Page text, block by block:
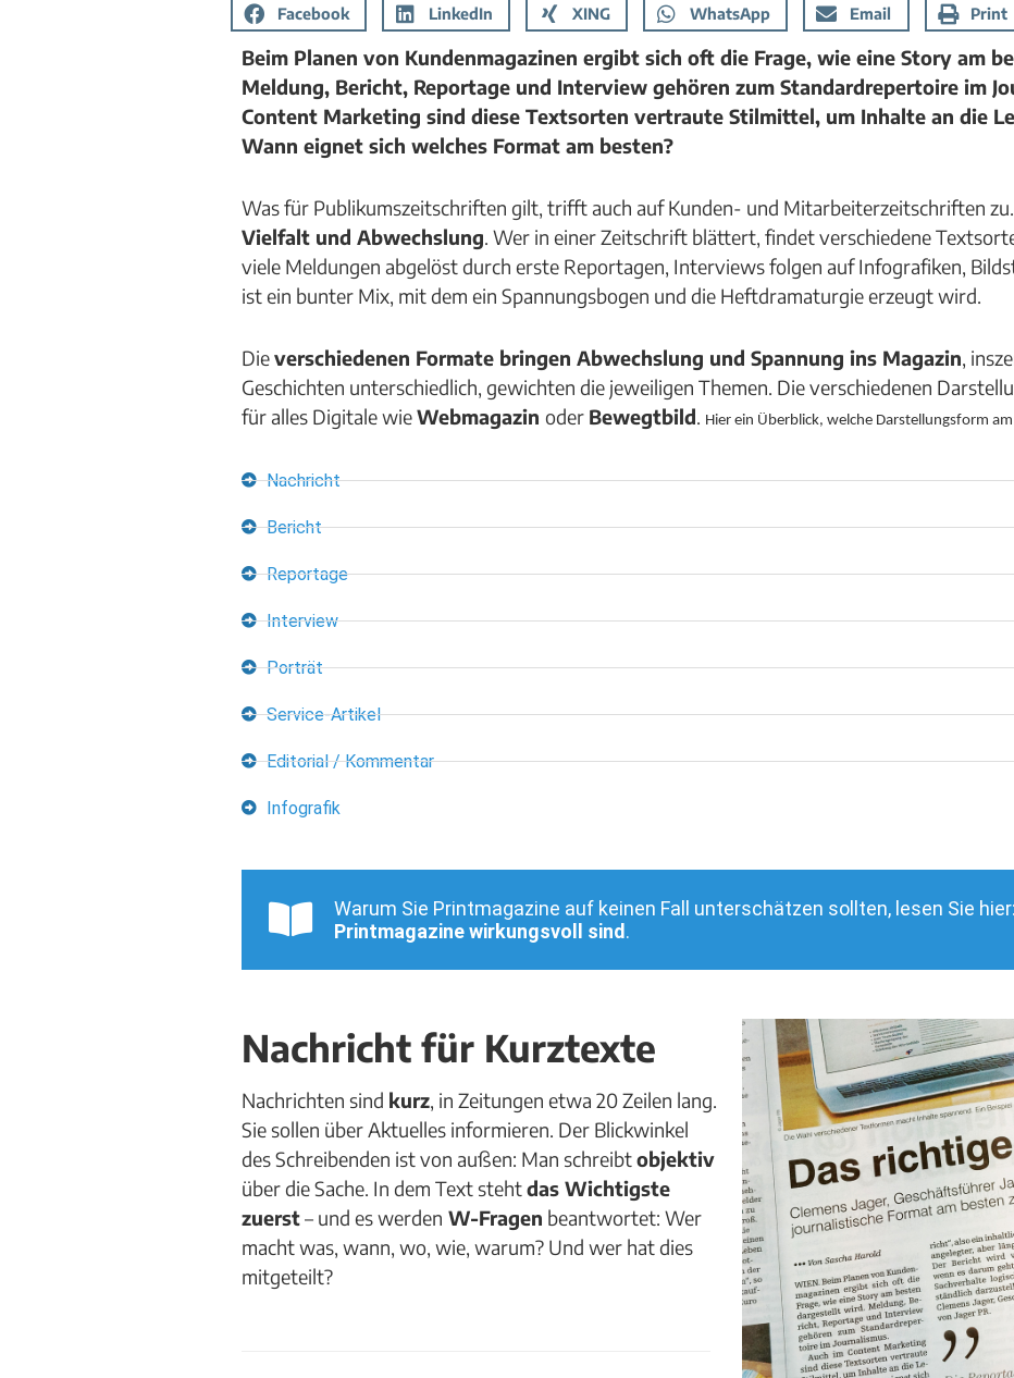
Facebook LinkedIn XING WhatsApp Email Print
Beim Planen von Kundenmagazinen ergibt sich oft die Frage, wie eine Story am
Meldung, Bericht, Reportage und Interview gehören zum Standardrepertoire im
Content Marketing sind diese Textsorten vertraute Stilmittel, um Inhalte an die
Wann eignet sich welches Format am besten?
Was für Publikumszeitschriften gilt, trifft auch auf Kunden- und Mitarbeiterzeitschriften zu.
Vielfalt und Abwechslung. Wer in einer Zeitschrift blättert, findet verschiedene
viele Meldungen abgelöst durch erste Reportagen, Interviews folgen auf Infografiken,
ist ein bunter Mix, mit dem ein Spannungsbogen und die Heftdramaturgie erzeugt wird.
Dieverschiedenen Formate bringen Abwechslung und Spannung ins Magazin,
Geschichten unterschiedlich, gewichten die jeweiligen Themen. Die verschiedenen
für alles Digitale wieWebmagazin oder Bewegtbild. Hier ein Überblick, welche Darstellungsform
Nachricht
Bericht
Reportage
Interview
Porträt
Service-Artikel
Editorial / Kommentar
Infografik
Warum Sie Printmagazine auf keinen Fall unterschätzen sollten, lesen Sie hier:
Printmagazine wirkungsvoll sind .
Nachricht für Kurztexte
Nachrichten sind kurz, in Zeitungen etwa 20 Zeilen lang.
Sie sollen über Aktuelles informieren. Der Blickwinkel
des Schreibenden ist von außen: Man schreibtobjektiv
über die Sache. In dem Text stehtdas Wichtigste
zuerst– und es werden W-Fragen beantwortet: Wer
macht was, wann, wo, wie, warum? Und wer hat dies
mitgeteilt?